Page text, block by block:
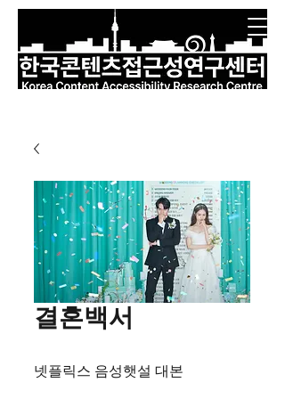
결혼백서
넷플릭스 음성햇설 대본